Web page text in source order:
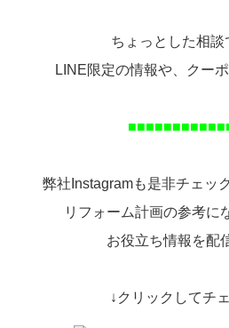
ちょっとした相談
LINE限定の情報や、クー
弊社Instagramも是非チェッ
リフォーム計画の参考に
お役立ち情報を配
↓クリックしてチ